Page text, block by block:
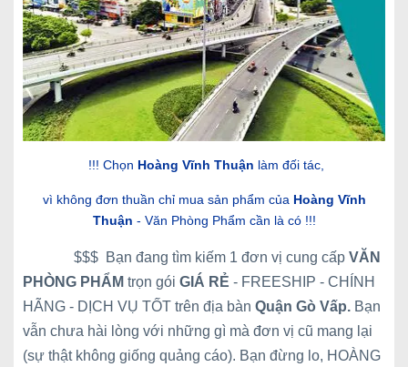
!!! Chọn Hoàng Vĩnh Thuận làm đối tác,
vì không đơn thuần chỉ mua sản phẩm của Hoàng Vĩnh
Thuận - Văn Phòng Phẩm cần là có !!!
$$$ Bạn đang tìm kiếm 1 đơn vị cung cấp VĂN
PHÒNG PHẨM trọn gói GIÁ RẺ - FREESHIP - CHÍNH
HÃNG - DỊCH VỤ TỐT trên địa bàn Quận Gò Vấp. Bạn
vẫn chưa hài lòng với những gì mà đơn vị cũ mang lại
(sự thật không giống quảng cáo). Bạn đừng lo, HOÀNG